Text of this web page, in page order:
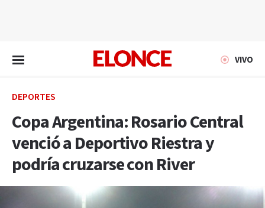
VIVO
DEPORTES
Copa Argentina: Rosario Central
venció a Deportivo Riestra y
podría cruzarse con River